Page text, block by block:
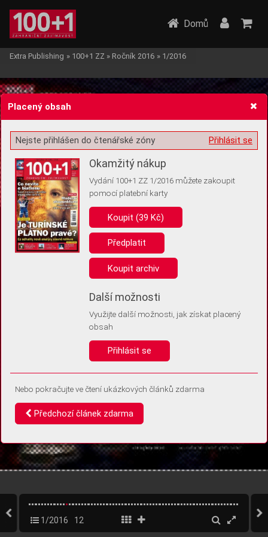
Žádost o souhlas s ukládáním volitelných informací
Pro základní fungování webu nepotřebujeme ukládat žádné informace
(tzv. cookies apod.). Rádi bychom vás ale požádali o souhlas s
uložením volitelných informací:
Anonymní unikátní ID
Díky němu příště poznáme, že se jedná o stejné zařízení, a
Identifikátor je zcela anonymní.
Vaše souhlasy a odmítnutí si ukládáme do vašeho zařízení, abychom se
vás už příště znovu neptali. Můžete je kdykoli později upravit ve Správě
Domů
Extra Publishing » 100+1 ZZ » Ročník 2016 » 1/2016
1/2016 12
Placený obsah
Přihlásit se
Nejste přihlášen do čtenářské zóny
Okamžitý nákup
Vydání 100+1 ZZ 1/2016 můžete zakoupit
pomocí platební karty
Koupit (39 Kč)
Předplatit
Koupit archiv
Další možnosti
Využijte další možnosti, jak získat placený
obsah
Přihlásit se
Nebo pokračujte ve čtení ukázkových článků zdarma
Předchozí článek zdarma